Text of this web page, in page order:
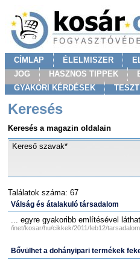
CÍMLAP ÉLELMISZER
JOG
HASZNOS TIPPEK
GYAKORI KÉRDÉSEK
TESZT
Keresés
Keresés a magazin oldalain
Kereső szavak*
Találatok száma: 67
Válság és átalakuló társadalom
... egyre gyakoribb említésével
/inet/kosar/hu/cikkek/2011/feb12/
Bővülhet a dohányipari termékek